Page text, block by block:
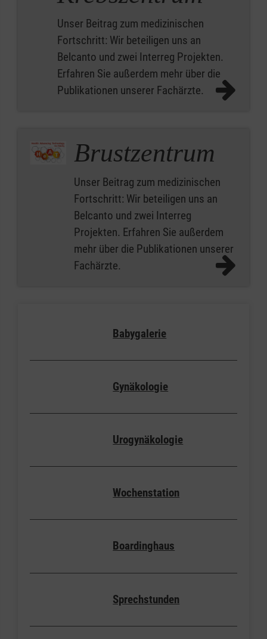
Unser Beitrag zum medizinischen
Fortschritt: Wir beteiligen uns an
Belcanto und zwei Interreg Projekten.
Erfahren Sie außerdem mehr über die
Publikationen unserer Fachärzte.
Brustzentrum
Unser Beitrag zum medizinischen
Fortschritt: Wir beteiligen uns an
Belcanto und zwei Interreg
Projekten. Erfahren Sie außerdem
mehr über die Publikationen unserer
Fachärzte.
Babygalerie
Gynäkologie
Urogynäkologie
Wochenstation
Boardinghaus
Sprechstunden